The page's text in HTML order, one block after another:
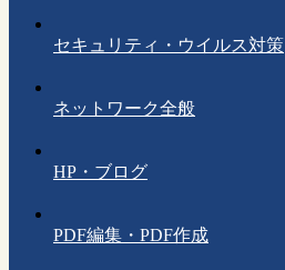
セキュリティ・ウイルス対策
ネットワーク全般
HP・ブログ
PDF編集・PDF作成